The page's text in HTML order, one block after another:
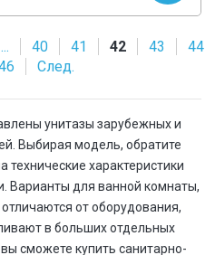
... 40 41 42 43
44
След.
унитазы зарубежных и
Выбирая модель, обратите
характеристики
Варианты для ванной комнаты,
от оборудования,
в больших отдельных
сможете купить санитарно-